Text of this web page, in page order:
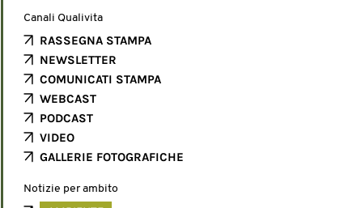
Canali Qualivita
RASSEGNA STAMPA
NEWSLETTER
COMUNICATI STAMPA
WEBCAST
PODCAST
VIDEO
GALLERIE FOTOGRAFICHE
Notizie per ambito